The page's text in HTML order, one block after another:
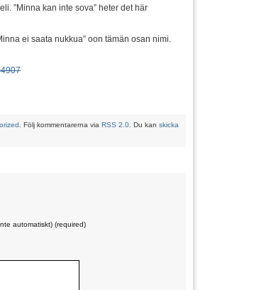
”Minna kan inte sova” heter det här
ei saata nukkua” oon tämän osan nimi.
. Följ kommentarerna via RSS 2.0 . Du kan skicka
automatiskt) (required)